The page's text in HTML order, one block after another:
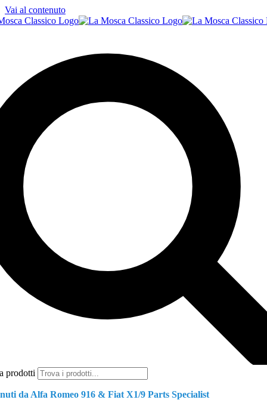
Vai al contenuto
prodotti
da Alfa Romeo 916 & Fiat X1/9 Parts Specialist